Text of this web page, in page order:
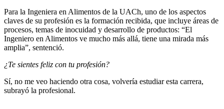
Para la Ingeniera en Alimentos de la UACh, uno de los aspectos
claves de su profesión es la formación recibida, que incluye áreas de
procesos, temas de inocuidad y desarrollo de productos: “El
Ingeniero en Alimentos ve mucho más allá, tiene una mirada más
amplia”, sentenció.
¿Te sientes feliz con tu profesión?
Sí, no me veo haciendo otra cosa, volvería estudiar esta carrera,
subrayó la profesional.